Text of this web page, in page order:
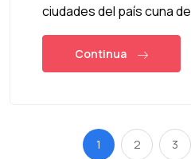
ciudades del país cuna
Continua
1 2 3